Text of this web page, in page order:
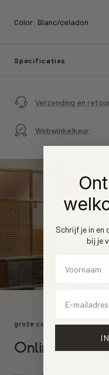
Color: Blanc/celadon
Specificaties
Verzending en
Webwinkelkeur
grote collectie
Online
Schrijf je in en
bij je